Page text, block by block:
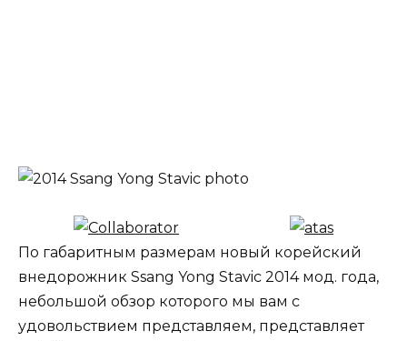
По габаритным размерам новый корейский
внедорожник Ssang Yong Stavic 2014 мод. года,
небольшой обзор которого мы вам с
удовольствием представляем, представляет